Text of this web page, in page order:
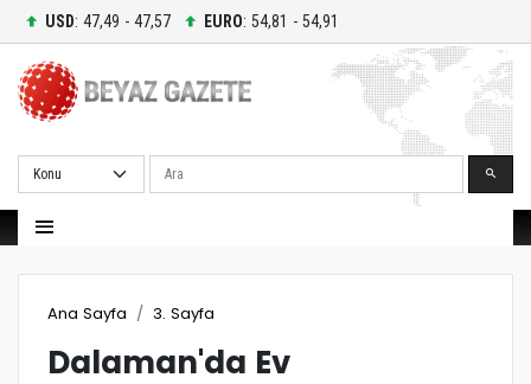
USD: 47,49 - 47,57 EURO: 54,81 - 54,91
Ara
Ana Sayfa 3. Sayfa
Dalaman'da Ev